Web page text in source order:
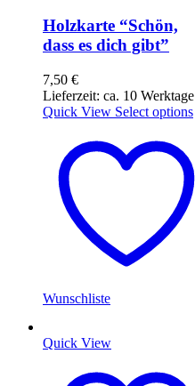
Holzkarte “Schön,
dass es dich gibt”
7,50 €
Lieferzeit: ca. 10 Werktage
Quick View Select options
Wunschliste
Quick View